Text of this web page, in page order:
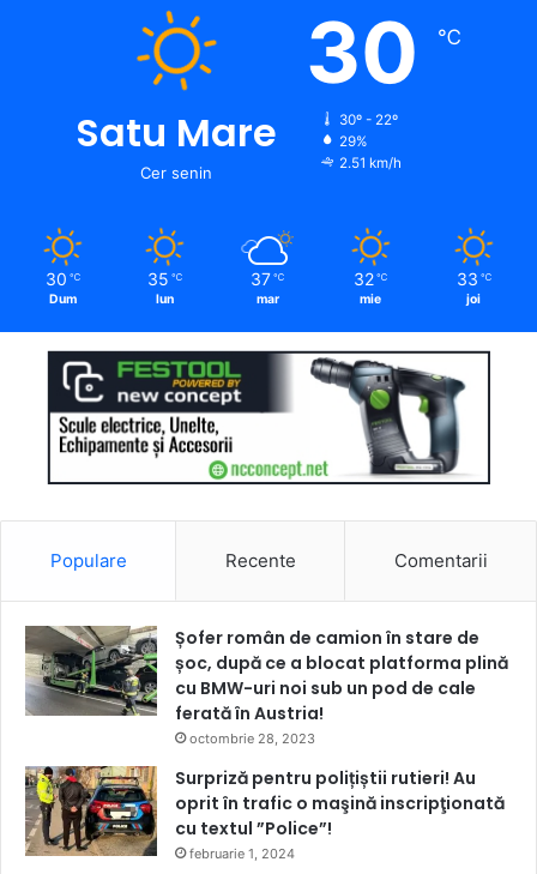
Satu Mare
Cer senin
30 ℃
30º - 22º
29%
2.51 km/h
30 ℃
Dum
35 ℃
lun
37 ℃
mar
32 ℃
mie
33 ℃
joi
Populare Recente Comentarii
Șofer român de camion în stare de
șoc, după ce a blocat platforma plină
cu BMW-uri noi sub un pod de cale
ferată în Austria!
octombrie 28, 2023
Surpriză pentru polițiștii rutieri! Au
oprit în trafic o maşină inscripţionată
cu textul ”Police”!
februarie 1, 2024